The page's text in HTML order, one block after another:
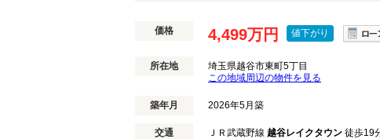
価格 4,499万円 値下がり
所在地
埼玉県越谷市東町5丁目
この地域周辺の物件を見る
築年月 2026年5月築
交通 ＪＲ武蔵野線 越谷レイクタウン 徒歩19